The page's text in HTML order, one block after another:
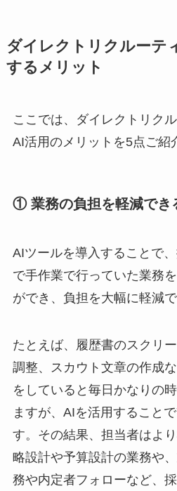
ダイレクトリクルーテ
するメリット
ここでは、ダイレクトリク
AI活用のメリットを5点ご紹
① 業務の負担を軽減でき
AIツールを導入することで
で手作業で行っていた業務
ができ、負担を大幅に軽減で
たとえば、履歴書のスクリ
調整、スカウト文章の作成
をしていると毎日かなりの
ますが、AIを活用すること
す。​その結果、担当者はよ
略設計や予算設計の業務や
務や内定者フォローなど、